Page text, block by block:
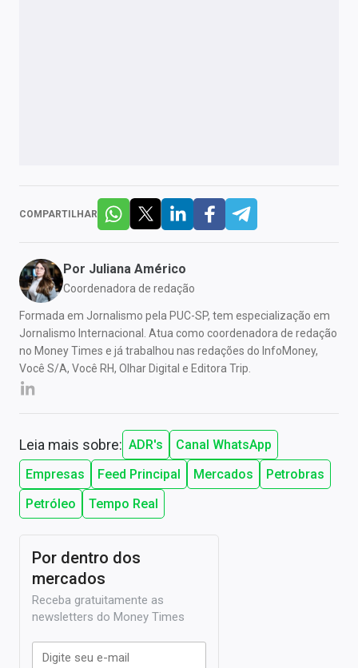
COMPARTILHAR
Por Juliana Américo
Coordenadora de redação
Formada em Jornalismo pela PUC-SP, tem especialização em
Jornalismo Internacional. Atua como coordenadora de redação
no Money Times e já trabalhou nas redações do InfoMoney,
Você S/A, Você RH, Olhar Digital e Editora Trip.
Leia mais sobre: ADR's
Canal WhatsApp
Empresas
Feed Principal Mercados
Petrobras
Petróleo
Tempo Real
Por dentro dos
mercados
Receba gratuitamente as
newsletters do Money Times